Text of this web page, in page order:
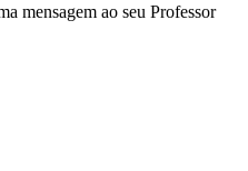
mensagem ao seu Professor